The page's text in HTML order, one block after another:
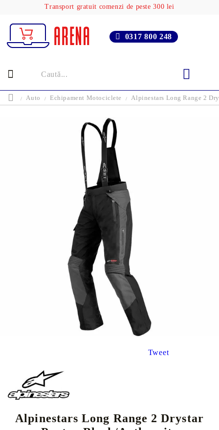
Transport gratuit comenzi de peste 300 lei
0317 800 248
Auto Echipament Motociclete Alpinestars Long Range 2
Tweet
Alpinestars Long Range 2 Drystar